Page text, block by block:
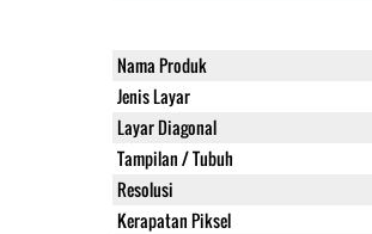
Nama Produk
Jenis Layar
Layar Diagonal
Tampilan / Tubuh
Resolusi
Kerapatan Piksel